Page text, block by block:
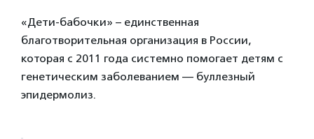
«Дети-бабочки» – единственная
благотворительная организация в России,
которая с 2011 года системно помогает детям с
генетическим заболеванием — буллезный
эпидермолиз.